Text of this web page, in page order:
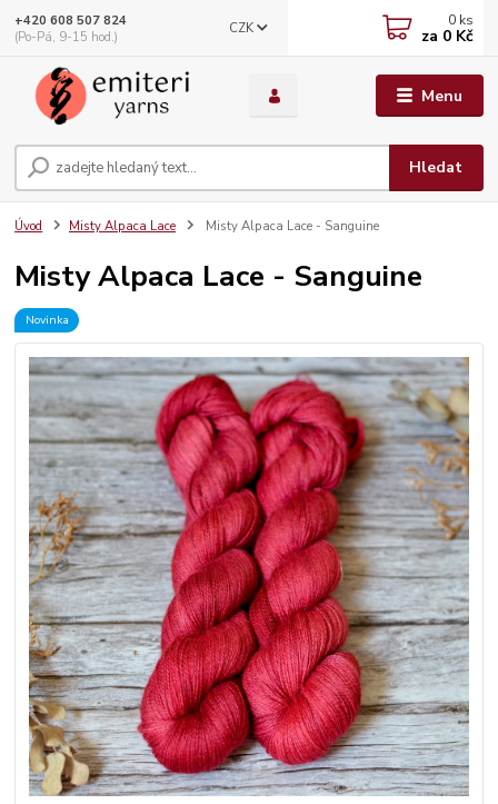
Menu
CZK
Hledat
+420 608 507 824
(Po-Pá, 9-15 hod.)
0 ks
za 0 Kč
Úvod Misty Alpaca Lace Misty Alpaca Lace - Sanguine
Misty Alpaca Lace - Sanguine
Novinka